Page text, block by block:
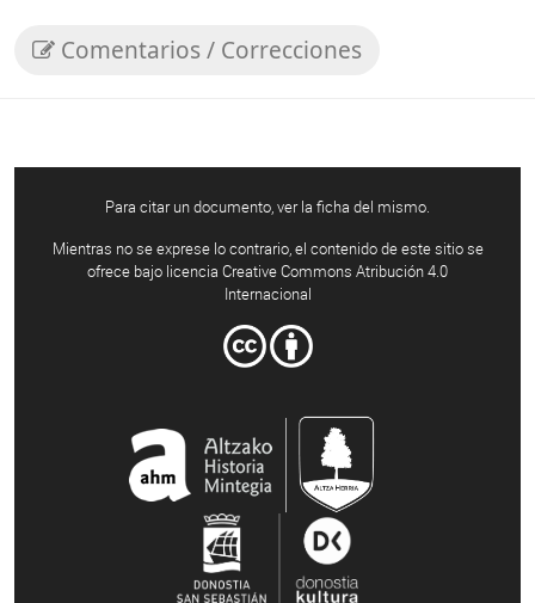
Comentarios / Correcciones
Para citar un documento, ver la ficha del mismo.
Mientras no se exprese lo contrario, el contenido de este sitio se
ofrece bajo licencia Creative Commons Atribución 4.0
Internacional